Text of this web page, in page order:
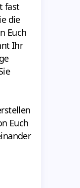
fast
die
Euch
Ihr
Euch